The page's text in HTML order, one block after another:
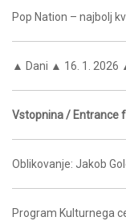
Pop Nation – najbolj
▲ Dani ▲ 16. 1. 2026
Vstopnina / Entrance
Oblikovanje: Jakob
Program Kulturnega